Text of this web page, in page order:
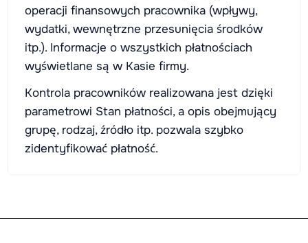
operacji finansowych pracownika (wpływy,
wydatki, wewnętrzne przesunięcia środków
itp.). Informacje o wszystkich płatnościach
wyświetlane są w Kasie firmy.
Kontrola pracowników realizowana jest dzięki
parametrowi Stan płatności, a opis obejmujący
grupę, rodzaj, źródło itp. pozwala szybko
zidentyfikować płatność.